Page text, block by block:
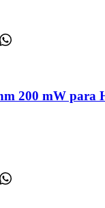
200 mW para